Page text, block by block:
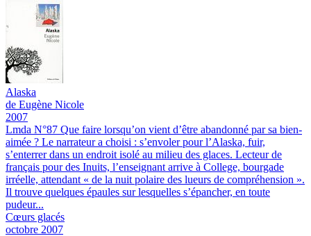
Alaska
de Eugène Nicole
2007
Lmda N°87 Que faire lorsqu’on vient d’être abandonné par sa bien-
aimée ? Le narrateur a choisi : s’envoler pour l’Alaska, fuir,
s’enterrer dans un endroit isolé au milieu des glaces. Lecteur de
français pour des Inuits, l’enseignant arrive à College, bourgade
irréelle, attendant « de la nuit polaire des lueurs de compréhension ».
Il trouve quelques épaules sur lesquelles s’épancher, en toute
pudeur...
Cœurs glacés
octobre 2007